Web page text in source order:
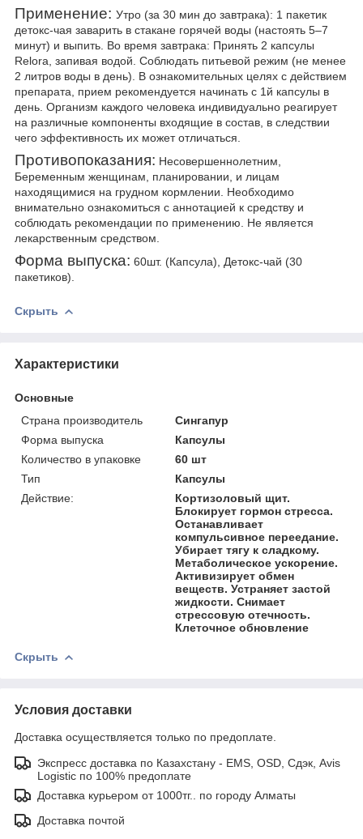
Применение: Утро (за 30 мин до завтрака): 1 пакетик
детокс-чая заварить в стакане горячей воды (настоять 5–7
минут) и выпить. Во время завтрака: Принять 2 капсулы
Relora, запивая водой. Соблюдать питьевой режим (не менее
2 литров воды в день). В ознакомительных целях с действием
препарата, прием рекомендуется начинать с 1й капсулы в
день. Организм каждого человека индивидуально реагирует
на различные компоненты входящие в состав, в следствии
чего эффективность их может отличаться.
Противопоказания: Несовершеннолетним,
Беременным женщинам, планировании, и лицам
находящимися на грудном кормлении. Необходимо
внимательно ознакомиться с аннотацией к средству и
соблюдать рекомендации по применению. Не является
лекарственным средством.
Форма выпуска: 60шт. (Капсула), Детокс-чай (30
пакетиков).
Скрыть
Характеристики
Основные
Страна производитель
Сингапур
Форма выпуска
Капсулы
Количество в упаковке
60 шт
Тип
Капсулы
Действие:
Кортизоловый щит.
Блокирует гормон стресса.
Останавливает
компульсивное переедание.
Убирает тягу к сладкому.
Метаболическое ускорение.
Активизирует обмен
веществ. Устраняет застой
жидкости. Снимает
стрессовую отечность.
Клеточное обновление
Скрыть
Условия доставки
Доставка осуществляется только по предоплате.
Экспресс доставка по Казахстану - EMS, OSD, Сдэк, Avis
Logistic по 100% предоплате
Доставка курьером от 1000тг.. по городу Алматы
Доставка почтой